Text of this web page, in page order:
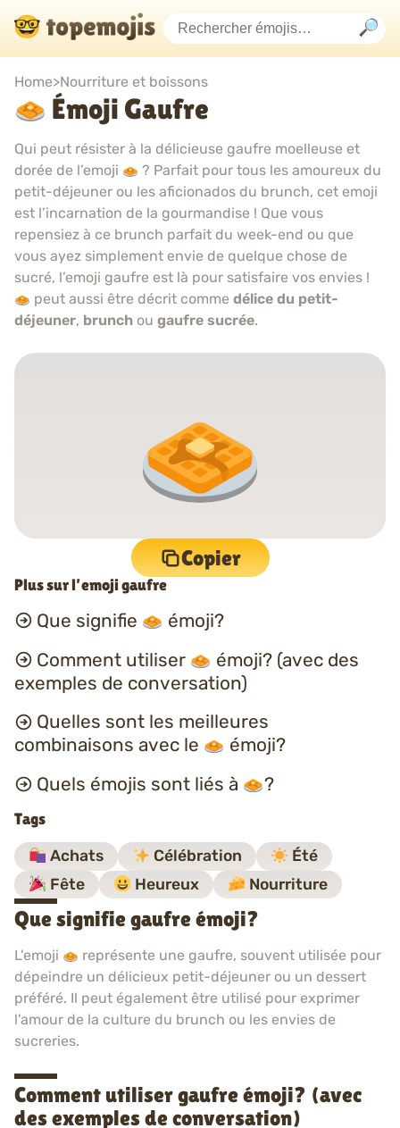
Home>Nourriture et boissons
Émoji Gaufre
Qui peut résister à la délicieuse gaufre moelleuse et
dorée de l’emoji
? Parfait pour tous les amoureux du
petit-déjeuner ou les aficionados du brunch, cet emoji
est l’incarnation de la gourmandise ! Que vous
repensiez à ce brunch parfait du week-end ou que
vous ayez simplement envie de quelque chose de
sucré, l’emoji gaufre est là pour satisfaire vos envies !
peut aussi être décrit commedélice du petit-
déjeuner, brunch ou gaufre sucrée.
Copier
Plus sur l’emoji gaufre
Que signifie
émoji?
Comment utiliser
émoji? (avec des
exemples de conversation)
Quelles sont les meilleures
combinaisons avec le
émoji?
Quels émojis sont liés à
?
Tags
Achats Célébration
Été
Fête
Heureux Nourriture
Que signifie gaufre émoji?
L'emoji
représente une gaufre, souvent utilisée pour
dépeindre un délicieux petit-déjeuner ou un dessert
préféré. Il peut également être utilisé pour exprimer
l'amour de la culture du brunch ou les envies de
sucreries.
Comment utiliser gaufre émoji? (avec
des exemples de conversation)